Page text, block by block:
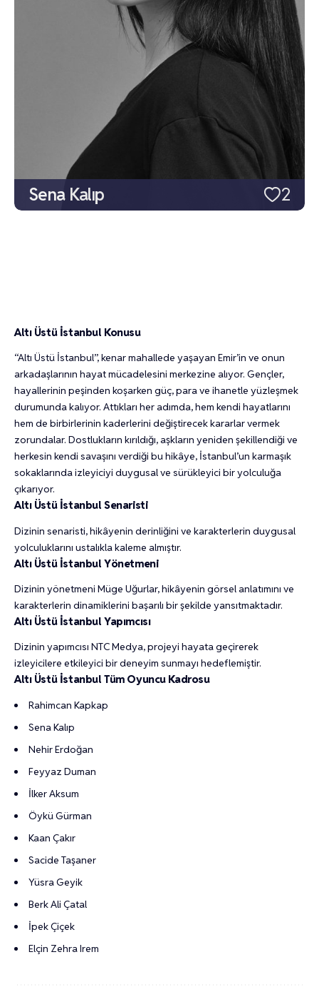
2
Sena Kalıp
2
Rahimcan Kapkap
Altı Üstü İstanbul Konusu
“Altı Üstü İstanbul”, kenar mahallede yaşayan Emir’in ve onun
arkadaşlarının hayat mücadelesini merkezine alıyor. Gençler,
hayallerinin peşinden koşarken güç, para ve ihanetle yüzleşmek
durumunda kalıyor. Attıkları her adımda, hem kendi hayatlarını
hem de birbirlerinin kaderlerini değiştirecek kararlar vermek
zorundalar. Dostlukların kırıldığı, aşkların yeniden şekillendiği ve
herkesin kendi savaşını verdiği bu hikâye, İstanbul’un karmaşık
sokaklarında izleyiciyi duygusal ve sürükleyici bir yolculuğa
çıkarıyor.
Altı Üstü İstanbul Senaristi
Dizinin senaristi, hikâyenin derinliğini ve karakterlerin duygusal
yolculuklarını ustalıkla kaleme almıştır.
Altı Üstü İstanbul Yönetmeni
Dizinin yönetmeni Müge Uğurlar, hikâyenin görsel anlatımını ve
karakterlerin dinamiklerini başarılı bir şekilde yansıtmaktadır.
Altı Üstü İstanbul Yapımcısı
Dizinin yapımcısı NTC Medya, projeyi hayata geçirerek
izleyicilere etkileyici bir deneyim sunmayı hedeflemiştir.
Altı Üstü İstanbul Tüm Oyuncu Kadrosu
Rahimcan Kapkap
Sena Kalıp
Nehir Erdoğan
Feyyaz Duman
İlker Aksum
Öykü Gürman
Kaan Çakır
Sacide Taşaner
Yüsra Geyik
Berk Ali Çatal
İpek Çiçek
Elçin Zehra Irem